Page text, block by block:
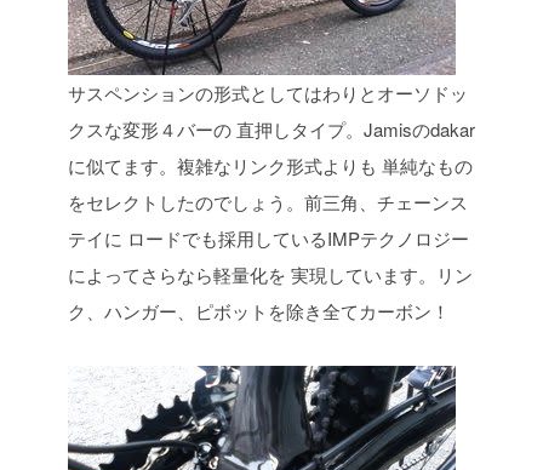
サスペンションの形式としてはわりとオーソドッ
クスな変形４バーの直押しタイプ。Jamisのdakar
に似てます。複雑なリンク形式よりも 単純なもの
をセレクトしたのでしょう。前三角、チェーンス
テイに ロードでも採用しているIMPテクノロジー
によってさらなら軽量化を 実現しています。リン
ク、ハンガー、ピボットを除き全てカーボン！